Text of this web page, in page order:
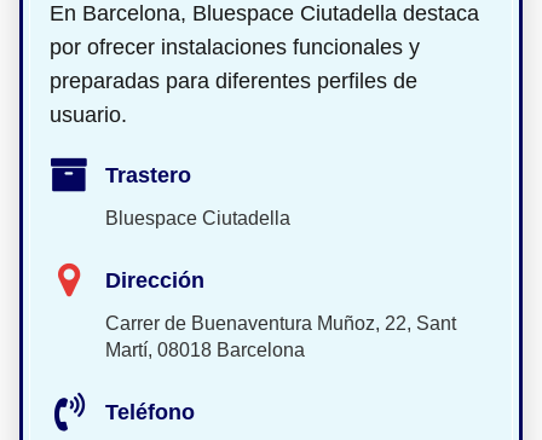
En Barcelona, Bluespace Ciutadella destaca
por ofrecer instalaciones funcionales y
preparadas para diferentes perfiles de
usuario.
Trastero
Bluespace Ciutadella
Dirección
Carrer de Buenaventura Muñoz, 22, Sant
Martí, 08018 Barcelona
Teléfono